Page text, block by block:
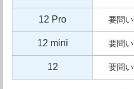
にもよりますが最短で10分
れますので急なトラブル時
修理した箇所に不具合が出
は保証が効いていますので
12 Pro 要問
12 mini 要問
12 要問